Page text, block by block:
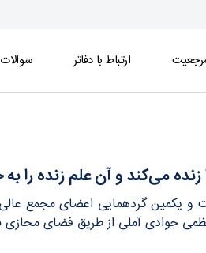
مرجعیت ارتباط با دفاتر
زنده می‌کند و آن علم زنده را
و یکمین گردهمایی اعضای مجمع
جوادی آملی از طریق فضای مجازی